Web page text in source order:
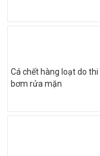
Cá chết hàng loạt do
bơm rửa mặn